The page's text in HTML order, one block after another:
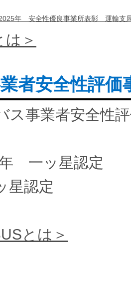
年 安全性優良事業所表彰 運輸支
は＞
者安全性評価
ス事業者安全性
一ッ星認定
認定
とは＞